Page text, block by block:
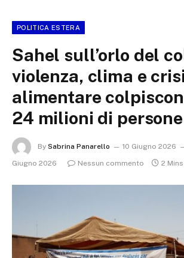
POLITICA ESTERA
Sahel sull’orlo del
violenza, clima e
alimentare
24 milioni di persone
By Sabrina Panarello 10 Giugno 2026
Giugno 2026
Nessun commento 2